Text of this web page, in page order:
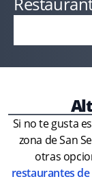
Si no te gusta
zona de San
otras
restaurantes de